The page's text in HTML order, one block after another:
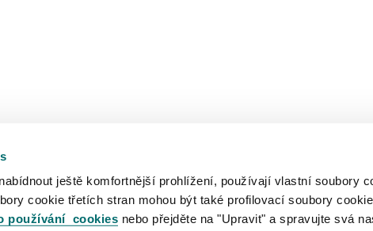
ještě komfortnější prohlížení, používají vlastní soubory
cookie třetích stran mohou být také profilovací soubory
používání cookies nebo přejděte na "Upravit" a spravujte svá